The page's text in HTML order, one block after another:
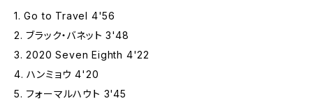
1. Go to Travel 4'56
2. ブラック・バネット 3'48
3. 2020 Seven Eighth 4'22
4. ハンミョウ 4'20
5. フォーマルハウト 3'45